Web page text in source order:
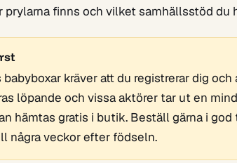
prylarna finns och vilket samhällsstöd du
kräver att du registrerar dig
löpande och vissa aktörer tar ut en
hämtas gratis i butik. Beställ gärna i
några veckor efter födseln.